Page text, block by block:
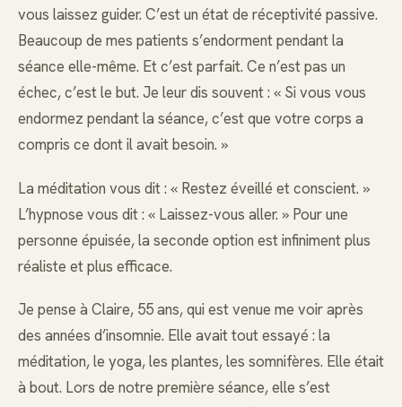
vous laissez guider. C’est un état de réceptivité passive.
Beaucoup de mes patients s’endorment pendant la
séance elle-même. Et c’est parfait. Ce n’est pas un
échec, c’est le but. Je leur dis souvent : « Si vous vous
endormez pendant la séance, c’est que votre corps a
compris ce dont il avait besoin. »
La méditation vous dit : « Restez éveillé et conscient. »
L’hypnose vous dit : « Laissez-vous aller. » Pour une
personne épuisée, la seconde option est infiniment plus
réaliste et plus efficace.
Je pense à Claire, 55 ans, qui est venue me voir après
des années d’insomnie. Elle avait tout essayé : la
méditation, le yoga, les plantes, les somnifères. Elle était
à bout. Lors de notre première séance, elle s’est